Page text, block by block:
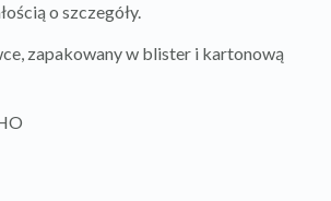
o szczegóły.
zapakowany w blister i kartonową